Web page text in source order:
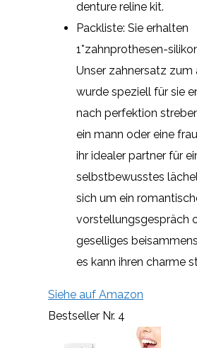
denture reline kit.
Packliste: Sie erhalten
1*zahnprothesen-
Unser zahnersatz zum
wurde speziell für sie
nach perfektion
ein mann oder eine
ihr idealer partner für
selbstbewusstes
sich um ein
vorstellungsgespräch
geselliges
es kann ihren charme
Siehe auf Amazon
Bestseller Nr. 4